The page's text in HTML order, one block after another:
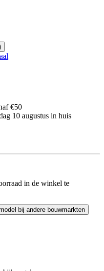
€50
10 augustus in huis
in de winkel te
bij andere bouwmarkten